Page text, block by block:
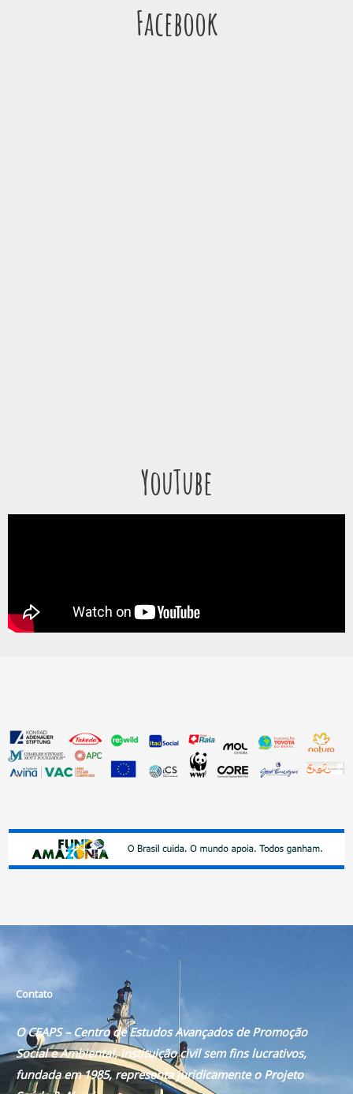
Facebook
YouTube
Contato
O CEAPS – Centro de Estudos Avançados de Promoção
Social e Ambiental, instituição civil sem fins lucrativos,
fundada em 1985, representa juridicamente o Projeto